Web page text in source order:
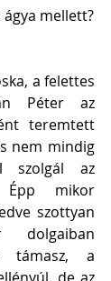
mellett?
a felettes
Péter az
teremtett
nem mindig
szolgál az
Épp mikor
szottyan
támasz, a